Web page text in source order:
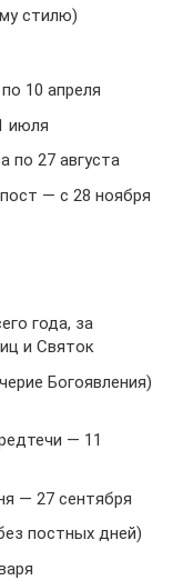
стилю)
10 апреля
июля
по 27 августа
— с 28 ноября
года, за
и Святок
Богоявления)
— 11
— 27 сентября
постных дней)